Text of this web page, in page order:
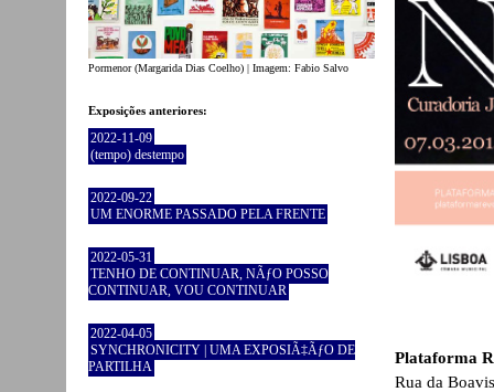
Pormenor (Margarida Dias Coelho) | Imagem: Fabio Salvo
Exposições anteriores:
2022-11-09
(tempo) destempo
2022-09-22
UM ENORME PASSADO PELA FRENTE
2022-05-31
TENHO DE CONTINUAR, NÃƒO POSSO
CONTINUAR, VOU CONTINUAR
2022-04-05
SYNCHRONICITY | UMA EXPOSIÃ‡ÃƒO DE
PARTILHA
Plataforma
Rua da